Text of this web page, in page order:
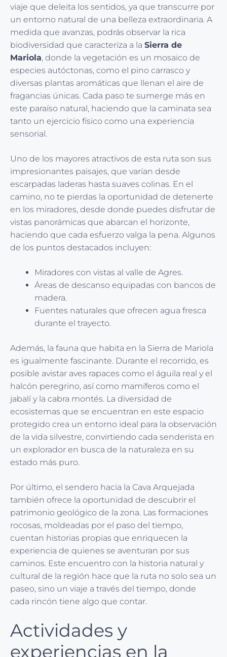
viaje que deleita los sentidos, ya que transcurre por
un entorno natural de una belleza extraordinaria. A
medida que avanzas, podrás observar la rica
biodiversidad que caracteriza a la Sierra de
Mariola, donde la vegetación es un mosaico de
especies autóctonas, como el pino carrasco y
diversas plantas aromáticas que llenan el aire de
fragancias únicas. Cada paso te sumerge más en
este paraíso natural, haciendo que la caminata sea
tanto un ejercicio físico como una experiencia
sensorial.
Uno de los mayores atractivos de esta ruta son sus
impresionantes paisajes, que varían desde
escarpadas laderas hasta suaves colinas. En el
camino, no te pierdas la oportunidad de detenerte
en los miradores, desde donde puedes disfrutar de
vistas panorámicas que abarcan el horizonte,
haciendo que cada esfuerzo valga la pena. Algunos
de los puntos destacados incluyen:
Miradores con vistas al valle de Agres.
Áreas de descanso equipadas con bancos de
madera.
Fuentes naturales que ofrecen agua fresca
durante el trayecto.
Además, la fauna que habita en la Sierra de Mariola
es igualmente fascinante. Durante el recorrido, es
posible avistar aves rapaces como el águila real y el
halcón peregrino, así como mamíferos como el
jabalí y la cabra montés. La diversidad de
ecosistemas que se encuentran en este espacio
protegido crea un entorno ideal para la observación
de la vida silvestre, convirtiendo cada senderista en
un explorador en busca de la naturaleza en su
estado más puro.
Por último, el sendero hacia la Cava Arquejada
también ofrece la oportunidad de descubrir el
patrimonio geológico de la zona. Las formaciones
rocosas, moldeadas por el paso del tiempo,
cuentan historias propias que enriquecen la
experiencia de quienes se aventuran por sus
caminos. Este encuentro con la historia natural y
cultural de la región hace que la ruta no solo sea un
paseo, sino un viaje a través del tiempo, donde
cada rincón tiene algo que contar.
Actividades y
experiencias en la